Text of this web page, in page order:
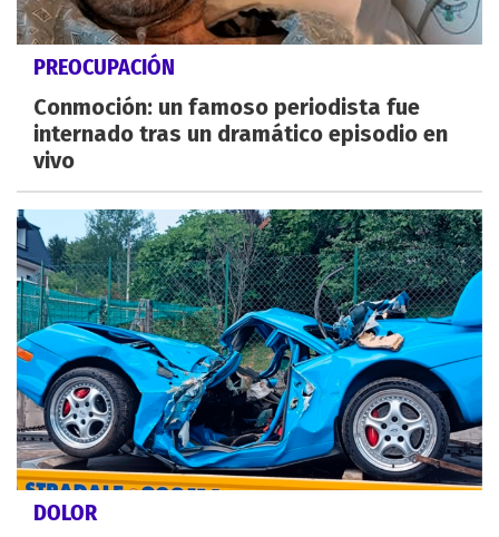
PREOCUPACIÓN
Conmoción: un famoso periodista fue
internado tras un dramático episodio en
vivo
DOLOR